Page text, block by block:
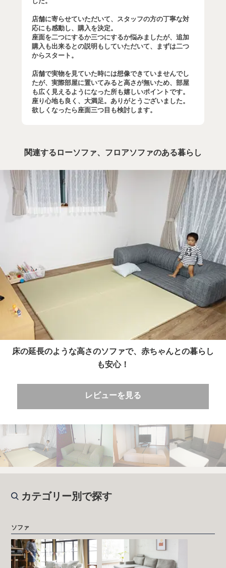
店舗に寄らせていただいて、スタッフの方の丁寧な対
応にも感動し、購入を決定。
座面を二つにするか三つにするか悩みましたが、追加
購入も出来るとの説明もしていただいて、まずは二つ
からスタート。
店舗で実物を見ていた時には想像できていませんでし
たが、実際部屋に置いてみると高さが無いため、部屋
も広く見えるようになった所も嬉しいポイントです。
座り心地も良く、大満足。ありがとうございました。
欲しくなったら座面三つ目も検討します。
関連するローソファ、フロアソファのある暮らし
床の延長のような高さのソファで、赤ちゃんとの暮らし
も安心！
レビューを見る
カテゴリー別で探す
ソファ